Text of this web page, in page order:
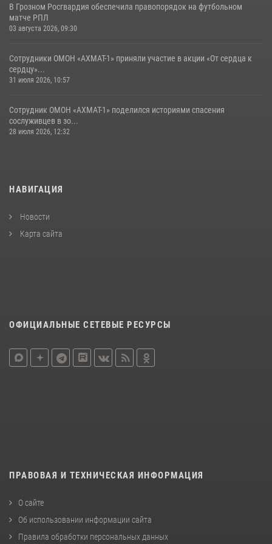
В Грозном Росгвардия обеспечила правопорядок на футбольном
матче РПЛ
03 августа 2026, 09:30
Сотрудники ОМОН «АХМАТ-1» приняли участие в акции «От сердца к
сердцу»...
31 июля 2026, 10:57
Сотрудник ОМОН «АХМАТ-1» поделился историями спасения
сослуживцев в зо...
28 июля 2026, 12:32
НАВИГАЦИЯ
Новости
Карта сайта
ОФИЦИАЛЬНЫЕ СЕТЕВЫЕ РЕСУРСЫ
ПРАВОВАЯ И ТЕХНИЧЕСКАЯ ИНФОРМАЦИЯ
О сайте
Об использовании информации сайта
Правила обработки персональных данных